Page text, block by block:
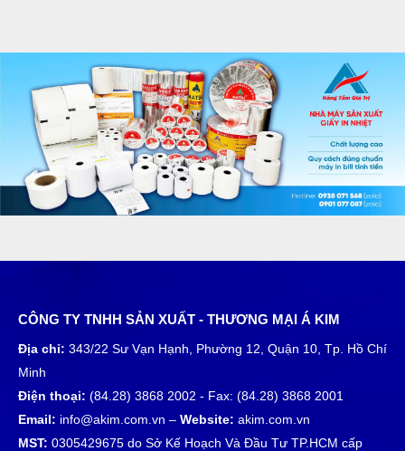
TỔNG HỢP CÁC LOẠI GIẤY IN BILL
/ IN HÓA ĐƠN PHỔ BIẾN NHẤT
23/04/2025
GIẤY IN NHIỆT HÓA ĐƠN KHÔNG
CHỨA CHẤT BPA, BPS FREE
23/04/2025
QUÀ TẶNG ĐẠI HỘI ĐẢNG BỘ
15/04/2025
SỔ TAY LÒ XO
Ô DÙ CẦM TAY
CÔNG TY TNHH SẢN XUẤT - THƯƠNG MẠI Á KIM
Địa chỉ: 343/22 Sư Vạn Hạnh, Phường 12, Quận 10, Tp. Hồ Chí
Minh
Điện thoại: (84.28) 3868 2002 - Fax: (84.28) 3868 2001
Email: info@akim.com.vn – Website: akim.com.vn
MST: 0305429675 do Sở Kế Hoạch Và Đầu Tư TP.HCM cấp